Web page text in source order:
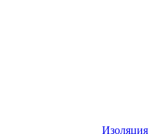
Изоляция